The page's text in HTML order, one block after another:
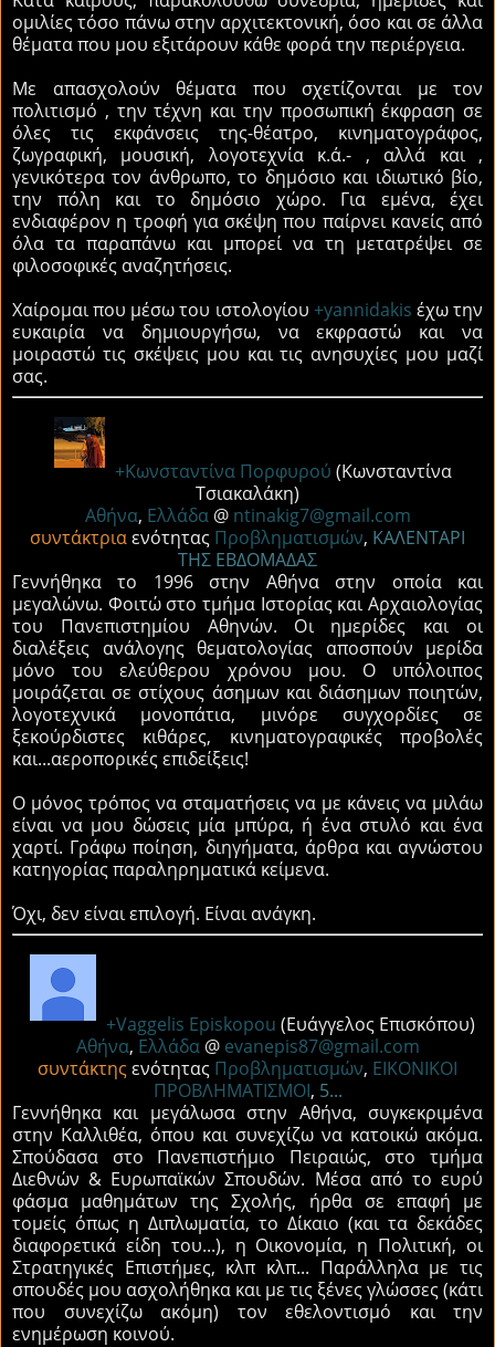
ομιλίες τόσο πάνω στην αρχιτεκτονική, όσο και σε άλλα
θέματα που μου εξιτάρουν κάθε φορά την περιέργεια.
Με απασχολούν θέματα που σχετίζονται με τον
πολιτισμό , την τέχνη και την προσωπική έκφραση σε
όλες τις εκφάνσεις της-θέατρο, κινηματογράφος,
ζωγραφική, μουσική, λογοτεχνία κ.ά.- , αλλά και ,
γενικότερα τον άνθρωπο, το δημόσιο και ιδιωτικό βίο,
την πόλη και το δημόσιο χώρο. Για εμένα, έχει
ενδιαφέρον η τροφή για σκέψη που παίρνει κανείς από
όλα τα παραπάνω και μπορεί να τη μετατρέψει σε
φιλοσοφικές αναζητήσεις.
Χαίρομαι που μέσω του ιστολογίου +yannidakis έχω την
ευκαιρία να δημιουργήσω, να εκφραστώ και να
μοιραστώ τις σκέψεις μου και τις ανησυχίες μου μαζί
σας.
+Kωνσταντίνα Πορφυρού (Κωνσταντίνα
Τσιακαλάκη)
Αθήνα, Ελλάδα@ ntinakig7@gmail.com
συντάκτριαενότητας Προβληματισμών, ΚΑΛΕΝΤΑΡΙ
ΤΗΣ ΕΒΔΟΜΑΔΑΣ
Γεννήθηκα το 1996 στην Αθήνα στην οποία και
μεγαλώνω. Φοιτώ στο τμήμα Ιστορίας και Αρχαιολογίας
του Πανεπιστημίου Αθηνών. Οι ημερίδες και οι
διαλέξεις ανάλογης θεματολογίας αποσπούν μερίδα
μόνο του ελεύθερου χρόνου μου. Ο υπόλοιπος
μοιράζεται σε στίχους άσημων και διάσημων ποιητών,
λογοτεχνικά μονοπάτια, μινόρε συγχορδίες σε
ξεκούρδιστες κιθάρες, κινηματογραφικές προβολές
και...αεροπορικές επιδείξεις!
Ο μόνος τρόπος να σταματήσεις να με κάνεις να μιλάω
είναι να μου δώσεις μία μπύρα, ή ένα στυλό και ένα
χαρτί. Γράφω ποίηση, διηγήματα, άρθρα και αγνώστου
κατηγορίας παραληρηματικά κείμενα.
Όχι, δεν είναι επιλογή. Είναι ανάγκη.
+Vaggelis Episkopou (Ευάγγελος Επισκόπου)
Αθήνα, Ελλάδα@ evanepis87@gmail.com
συντάκτης ενότητας Προβληματισμών, ΕΙΚΟΝΙΚΟΙ
ΠΡΟΒΛΗΜΑΤΙΣΜΟΙ, 5...
Γεννήθηκα και μεγάλωσα στην Αθήνα, συγκεκριμένα
στην Καλλιθέα, όπου και συνεχίζω να κατοικώ ακόμα.
Σπούδασα στο Πανεπιστήμιο Πειραιώς, στο τμήμα
Διεθνών & Ευρωπαϊκών Σπουδών. Μέσα από το ευρύ
φάσμα μαθημάτων της Σχολής, ήρθα σε επαφή με
τομείς όπως η Διπλωματία, το Δίκαιο (και τα δεκάδες
διαφορετικά είδη του...), η Οικονομία, η Πολιτική, οι
Στρατηγικές Επιστήμες, κλπ κλπ... Παράλληλα με τις
σπουδές μου ασχολήθηκα και με τις ξένες γλώσσες (κάτι
που συνεχίζω ακόμη) τον εθελοντισμό και την
ενημέρωση κοινού.